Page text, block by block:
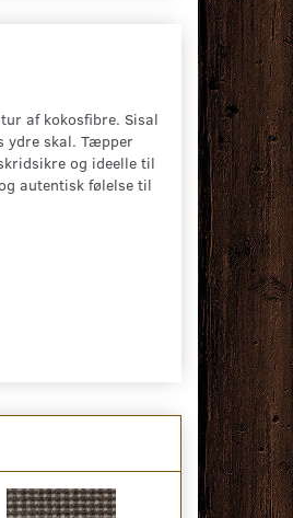
af kokosfibre. Sisal
ydre skal. Tæpper
og ideelle til
autentisk følelse til